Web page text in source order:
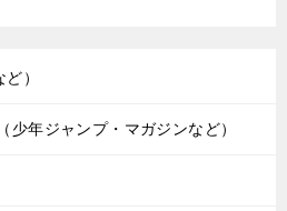
）
少年ジャンプ・マガジンなど）